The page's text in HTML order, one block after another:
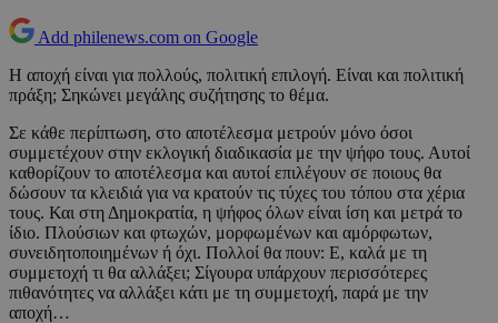
Add philenews.com on Google
Η αποχή είναι για πολλούς, πολιτική επιλογή. Είναι και πολιτική
πράξη; Σηκώνει μεγάλης συζήτησης το θέμα.
Σε κάθε περίπτωση, στο αποτέλεσμα μετρούν μόνο όσοι
συμμετέχουν στην εκλογική διαδικασία με την ψήφο τους. Αυτοί
καθορίζουν το αποτέλεσμα και αυτοί επιλέγουν σε ποιους θα
δώσουν τα κλειδιά για να κρατούν τις τύχες του τόπου στα χέρια
τους. Και στη Δημοκρατία, η ψήφος όλων είναι ίση και μετρά το
ίδιο. Πλούσιων και φτωχών, μορφωμένων και αμόρφωτων,
συνειδητοποιημένων ή όχι. Πολλοί θα πουν: Ε, καλά με τη
συμμετοχή τι θα αλλάξει; Σίγουρα υπάρχουν περισσότερες
πιθανότητες να αλλάξει κάτι με τη συμμετοχή, παρά με την
αποχή…